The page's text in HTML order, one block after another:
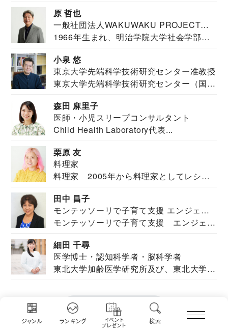
ジャンル ランキング イベント
プレゼント
検索
原 哲也
一般社団法人WAKUWAKU PROJECT
JAPAN代表・言語聴覚士・社会福祉士
1966年生まれ、明治学院大学社会学部福
小泉 悠
東京大学先端科学技術研究センター准教授
東京大学先端科学技術研究センター（国際
森田 麻里子
医師・小児スリープコンサルタント
Child Health Laboratory代表...
栗原 友
料理家
料理家 2005年から料理家としてレシピ
田中 昌子
モンテッソーリで子育て支援 エンジェル
ズハウス研究所所長
モンテッソーリで子育て支援 エンジェル
細田 千尋
医学博士・認知科学者・脳科学者
東北大学加齢医学研究所及び、東北大学大
もっと見る